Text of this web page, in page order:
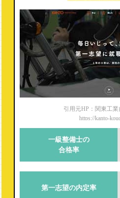
引用元HP：関東工
https://kanto-
一級整備士の
合格率
第一志望の内定率